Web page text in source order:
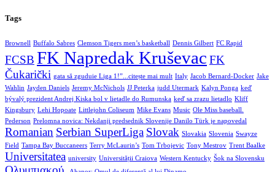
Tags
Brownell Buffalo Sabres Clemson Tigers men’s basketball Dennis Gilbert FC Rapid
FCSB FK Napredak Kruševac FK
Čukarički gata să zguduie Liga 1!”...citește mai mult Italy Jacob Bernard-Docker Jake
Wahlin Jayden Daniels Jeremy McNichols JJ Peterka judd Utermark Kalyn Ponga keď
bývalý prezident Andrej Kiska bol v lietadle do Rumunska keď sa zrazu lietadlo Kliff
Kingsbury Lehi Hopoate Littlejohn Coliseum Mike Evans Music Ole Miss baseball.
Pederson Prelomna novica: Nekdanji predsednik Slovenije Danilo Türk je napovedal
Romanian Serbian SuperLiga Slovak Slovakia Slovenia Swayze
Field Tampa Bay Buccaneers Terry McLaurin’s Tom Trbojevic Tony Mestrov Trent Baalke
Universitatea university Universității Craiova Western Kentucky Šok na Slovensku